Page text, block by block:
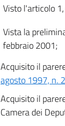
Visto l'articolo
Vista la
febbraio 2001;
Acquisito il
agosto 1997, n.
Acquisito il
Camera dei